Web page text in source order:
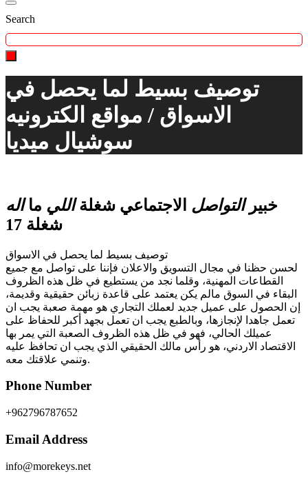
Search
توصيف بسيط لما يحصل في
الاسواق / مواقع الكترونيه
سوشيال ميديا
خبيرالتواصل الاجتماعي شغلةاللي مااله
شغلة 17
توصيف بسيط لما يحصل في الاسواق
لحسن حظنا في مجال التسويق والاعلان فإننا على تواصل مع جميع
القطاعات المهنية، وقلما نجد من يستطيع في ظل هذه الظروف
البقاء في السوق مالم يكن يعتمد على قاعدة زبائن حقيقية وقديمة،
إن الحصول على عميل جديد لعملك التجاري هو مهمة صعبة يجب ان
تعمل جاهدا لإنجازها، وبالطبع يجب ان تعمل بجهد أكبر للحفاظ على
عميلك الحالي، فهو في ظل هذه الظروف الصعبة التي يمر بها
الاقتصاد الاردني، هو رأس مالك الحقيقي الذي يجب ان تحافظ عليه
وتنمي علاقتك معه.
Phone Number
+962796787652
Email Address
info@morekeys.net